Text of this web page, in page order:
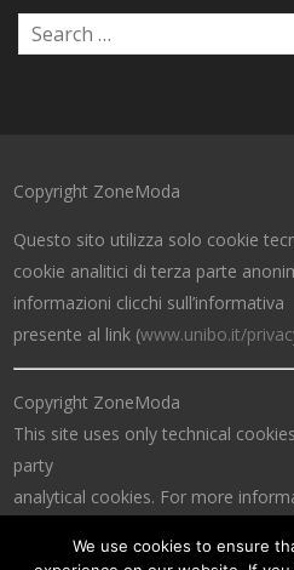
Copyright ZoneModa
Questo sito utilizza solo cookie
cookie analitici di terza parte
informazioni clicchi sull’informativa
presente al link (www.unibo.it/
Copyright ZoneModa
This site uses only technical
party
analytical cookies. For more
We use cookies to ensure